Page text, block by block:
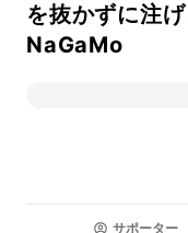
を抜かずに注
NaGaMo
サポーター